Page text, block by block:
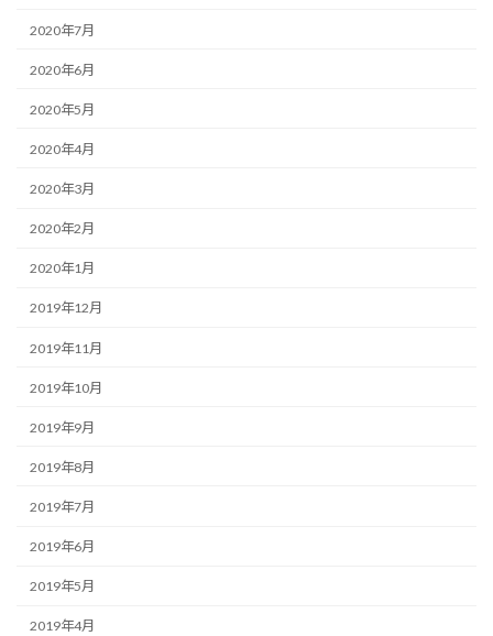
2020年7月
2020年6月
2020年5月
2020年4月
2020年3月
2020年2月
2020年1月
2019年12月
2019年11月
2019年10月
2019年9月
2019年8月
2019年7月
2019年6月
2019年5月
2019年4月